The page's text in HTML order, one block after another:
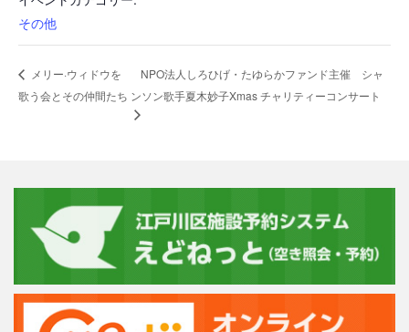
その他
メリー·ウィドウを
歌う会とその仲間たち
NPO法人しろひげ・たゆらかファンド主催 シャ
ンソン歌手夏木妙子Xmas チャリティーコンサート